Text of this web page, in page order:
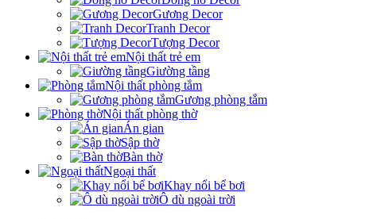
Gương Decor
Tranh Decor
Tượng Decor
Nội thất trẻ em
Giường tầng
Nội thất phòng tắm
Gương phòng tắm
Nội thất phòng thờ
Án gian
Sập thờ
Bàn thờ
Ngoại thất
Khay nổi bể bơi
Ô dù ngoài trời